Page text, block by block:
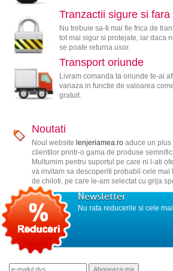
Tranzactii sigure si fara
Nu trebuie sa-ti mai fie frica de
tot mai sigur si protejate, iar daca
se poate returna usor.
Transport oriunde
Livram comanda ta oriunde te-ai
variaza in functie de valoarea
gratuit.
Noutati
Noul website lenjeriamea.roaduce un plus
clientilor printr-o gama de produse
Multumim pentru suportul pe care ni l-ati
va invitam sa descoperiti probabil cele mai
de chiloti, pe care le-am selectat cu grija
Newsletter
Nu rata reducerile si cele